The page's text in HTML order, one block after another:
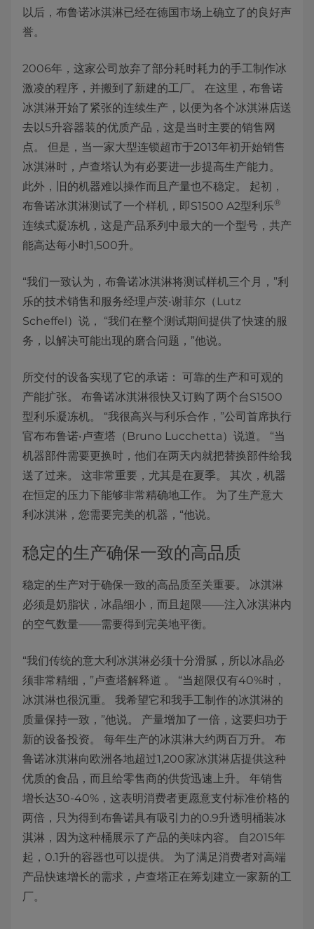
以后，布鲁诺冰淇淋已经在德国市场上确立了的良好声
誉。
2006年，这家公司放弃了部分耗时耗力的手工制作冰
激凌的程序，并搬到了新建的工厂。 在这里，布鲁诺
冰淇淋开始了紧张的连续生产，以便为各个冰淇淋店送
去以5升容器装的优质产品，这是当时主要的销售网
点。 但是，当一家大型连锁超市于2013年初开始销售
冰淇淋时，卢查塔认为有必要进一步提高生产能力。
此外，旧的机器难以操作而且产量也不稳定。 起初，
布鲁诺冰淇淋测试了一个样机，即S1500 A2型利乐®
连续式凝冻机，这是产品系列中最大的一个型号，共产
能高达每小时1,500升。
“我们一致认为，布鲁诺冰淇淋将测试样机三个月，”利
乐的技术销售和服务经理卢茨•谢菲尔（Lutz
Scheffel）说， “我们在整个测试期间提供了快速的服
务，以解决可能出现的磨合问题，”他说。
所交付的设备实现了它的承诺： 可靠的生产和可观的
产能扩张。 布鲁诺冰淇淋很快又订购了两个台S1500
型利乐凝冻机。 “我很高兴与利乐合作，”公司首席执行
官布布鲁诺•卢查塔（Bruno Lucchetta）说道。 “当
机器部件需要更换时，他们在两天内就把替换部件给我
送了过来。 这非常重要，尤其是在夏季。 其次，机器
在恒定的压力下能够非常精确地工作。 为了生产意大
利冰淇淋，您需要完美的机器，“他说。
稳定的生产确保一致的高品质
稳定的生产对于确保一致的高品质至关重要。 冰淇淋
必须是奶脂状，冰晶细小，而且超限——注入冰淇淋内
的空气数量——需要得到完美地平衡。
“我们传统的意大利冰淇淋必须十分滑腻，所以冰晶必
须非常精细，”卢查塔解释道 。 “当超限仅有40%时，
冰淇淋也很沉重。 我希望它和我手工制作的冰淇淋的
质量保持一致，”他说。 产量增加了一倍，这要归功于
新的设备投资。 每年生产的冰淇淋大约两百万升。 布
鲁诺冰淇淋向欧洲各地超过1,200家冰淇淋店提供这种
优质的食品，而且给零售商的供货迅速上升。 年销售
增长达30-40%，这表明消费者更愿意支付标准价格的
两倍，只为得到布鲁诺具有吸引力的0.9升透明桶装冰
淇淋，因为这种桶展示了产品的美味内容。 自2015年
起，0.1升的容器也可以提供。 为了满足消费者对高端
产品快速增长的需求，卢查塔正在筹划建立一家新的工
厂。